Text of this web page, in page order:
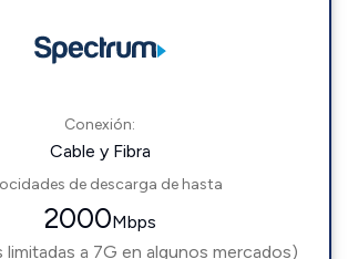
Conexión:
Cable y Fibra
de descarga de hasta
2000Mbps
limitadas a 7G en algunos mercados)